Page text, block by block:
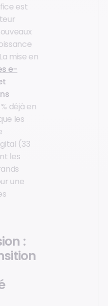
est
mise en
e-
déjà en
les
(33
les
une
: